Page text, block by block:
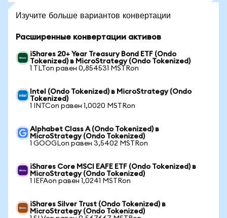
Изучите больше вариантов конвертации
Расширенные конвертации активов
iShares 20+ Year Treasury Bond ETF (Ondo
Tokenized) в MicroStrategy (Ondo Tokenized)
1 TLTon равен 0,854531 MSTRon
Intel (Ondo Tokenized) в MicroStrategy (Ondo
Tokenized)
1 INTCon равен 1,0020 MSTRon
Alphabet Class A (Ondo Tokenized) в
MicroStrategy (Ondo Tokenized)
1 GOOGLon равен 3,5402 MSTRon
iShares Core MSCI EAFE ETF (Ondo Tokenized) в
MicroStrategy (Ondo Tokenized)
1 IEFAon равен 1,0241 MSTRon
iShares Silver Trust (Ondo Tokenized) в
MicroStrategy (Ondo Tokenized)